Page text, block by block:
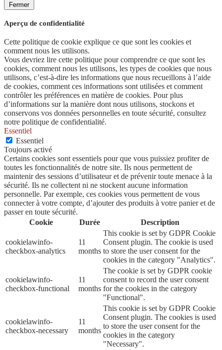
Fermer
Aperçu de confidentialité
Cette politique de cookie explique ce que sont les cookies et
comment nous les utilisons.
Vous devriez lire cette politique pour comprendre ce que sont les
cookies, comment nous les utilisons, les types de cookies que nous
utilisons, c’est-à-dire les informations que nous recueillons à l’aide
de cookies, comment ces informations sont utilisées et comment
contrôler les préférences en matière de cookies. Pour plus
d’informations sur la manière dont nous utilisons, stockons et
conservons vos données personnelles en toute sécurité, consultez
notre politique de confidentialité.
Essentiel
Essentiel
Toujours activé
Certains cookies sont essentiels pour que vous puissiez profiter de
toutes les fonctionnalités de notre site. Ils nous permettent de
maintenir des sessions d’utilisateur et de prévenir toute menace à la
sécurité. Ils ne collectent ni ne stockent aucune information
personnelle. Par exemple, ces cookies vous permettent de vous
connecter à votre compte, d’ajouter des produits à votre panier et de
passer en toute sécurité.
Cookie
Durée Description
cookielawinfo-
checkbox-analytics
11
months
This cookie is set by GDPR Cookie
Consent plugin. The cookie is used
to store the user consent for the
cookies in the category "Analytics".
cookielawinfo-
checkbox-functional
11
months
The cookie is set by GDPR cookie
consent to record the user consent
for the cookies in the category
"Functional".
cookielawinfo-
checkbox-necessary
11
months
This cookie is set by GDPR Cookie
Consent plugin. The cookies is used
to store the user consent for the
cookies in the category
"Necessary".